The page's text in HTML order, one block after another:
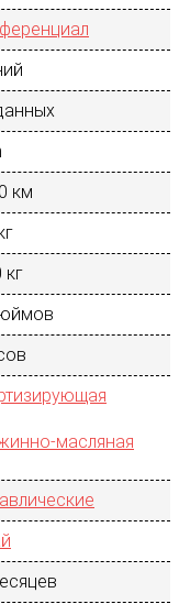
км
кг
масляная